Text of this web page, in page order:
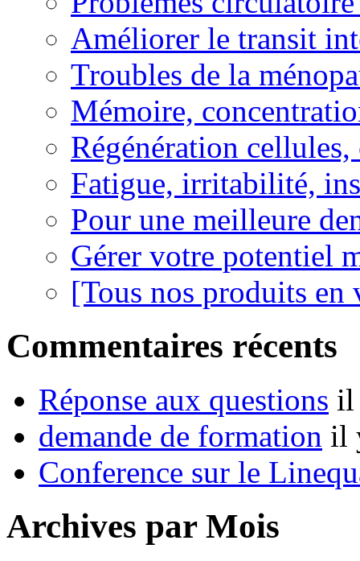
Améliorer le transit
Troubles de la
Mémoire,
Régénération
Fatigue, irritabilité,
Pour une meilleure
Gérer votre potentiel
[Tous nos produits en
Commentaires récents
Réponse aux questions il
demande de formation il
Conference sur le
Archives par Mois